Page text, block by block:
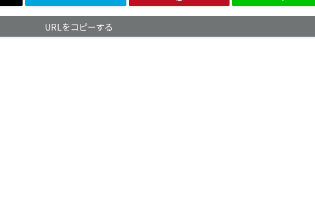
URLをコピーする